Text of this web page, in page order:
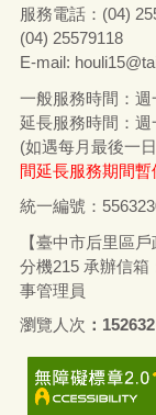
服務電話： (04)
(04) 25579118
E-mail:
一般服務時間：週
延長服務時間：週
(如遇每月最後一
間延長服務期間
統一編號：
【臺中市后里區
分機215 承辦信箱
事管理員
瀏覽人次
152632